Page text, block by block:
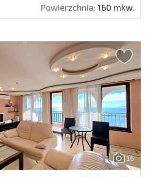
Powierzchnia: 160 mkw.
16